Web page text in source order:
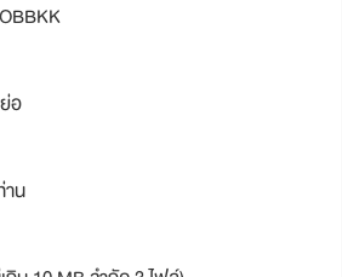
อ
าน